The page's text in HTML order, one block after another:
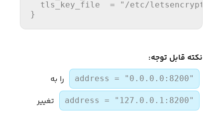
  tls_key_file
=
"/etc/letsencrypt/
نکته قابل توجه:
address = "0.0.0.0:8200" را به
address = "127.0.0.1:8200"
تغییر